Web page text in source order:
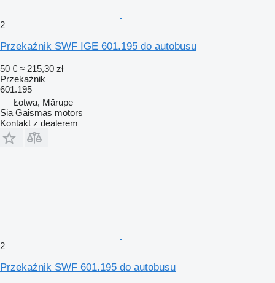
2
Przekaźnik SWF IGE 601.195 do autobusu
50 € ≈ 215,30 zł
Przekaźnik
601.195
Łotwa, Mārupe
Sia Gaismas motors
Kontakt z dealerem
2
Przekaźnik SWF 601.195 do autobusu